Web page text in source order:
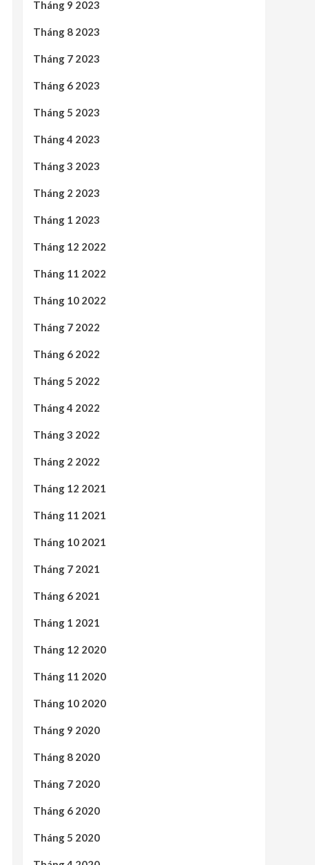
Tháng 9 2023
Tháng 8 2023
Tháng 7 2023
Tháng 6 2023
Tháng 5 2023
Tháng 4 2023
Tháng 3 2023
Tháng 2 2023
Tháng 1 2023
Tháng 12 2022
Tháng 11 2022
Tháng 10 2022
Tháng 7 2022
Tháng 6 2022
Tháng 5 2022
Tháng 4 2022
Tháng 3 2022
Tháng 2 2022
Tháng 12 2021
Tháng 11 2021
Tháng 10 2021
Tháng 7 2021
Tháng 6 2021
Tháng 1 2021
Tháng 12 2020
Tháng 11 2020
Tháng 10 2020
Tháng 9 2020
Tháng 8 2020
Tháng 7 2020
Tháng 6 2020
Tháng 5 2020